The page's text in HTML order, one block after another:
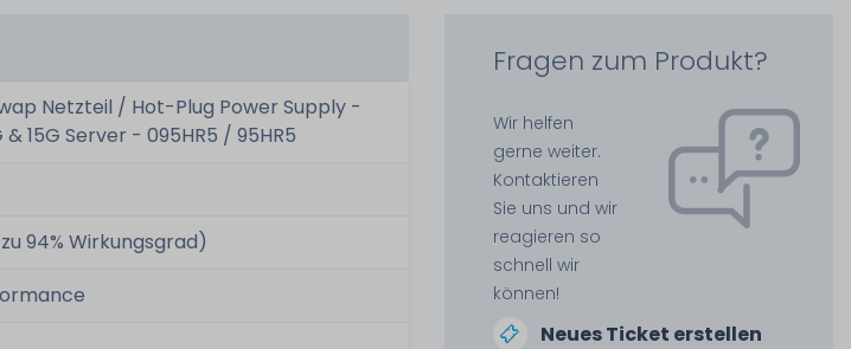
Netzteil / Hot-Plug Power Supply -
& 15G Server - 095HR5 / 95HR5
94% Wirkungsgrad)
Fragen zum Produkt?
Wir helfen
gerne weiter.
Kontaktieren
Sie uns und wir
reagieren so
schnell wir
können!
Neues Ticket erstellen